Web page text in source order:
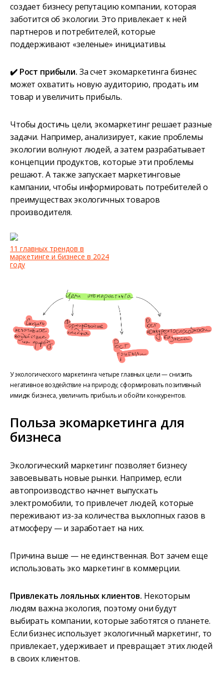
создает бизнесу репутацию компании, которая
заботится об экологии. Это привлекает к ней
партнеров и потребителей, которые
поддерживают «зеленые» инициативы.
✔️ Рост прибыли. За счет экомаркетинга бизнес
может охватить новую аудиторию, продать им
товар и увеличить прибыль.
Чтобы достичь цели, экомаркетинг решает разные
задачи. Например, анализирует, какие проблемы
экологии волнуют людей, а затем разрабатывает
концепции продуктов, которые эти проблемы
решают. А также запускает маркетинговые
кампании, чтобы информировать потребителей о
преимуществах экологичных товаров
производителя.
11 главных трендов в
маркетинге и бизнесе в 2024
году
У экологического маркетинга четыре главных цели — снизить
негативное воздействие на природу, сформировать позитивный
имидж бизнеса, увеличить прибыль и обойти конкурентов.
Польза экомаркетинга для
бизнеса
Экологический маркетинг позволяет бизнесу
завоевывать новые рынки. Например, если
автопроизводство начнет выпускать
электромобили, то привлечет людей, которые
переживают из-за количества выхлопных газов в
атмосферу — и заработает на них.
Причина выше — не единственная. Вот зачем еще
использовать эко маркетинг в коммерции.
Привлекать лояльных клиентов. Некоторым
людям важна экология, поэтому они будут
выбирать компании, которые заботятся о планете.
Если бизнес использует экологичный маркетинг, то
привлекает, удерживает и превращает этих людей
в своих клиентов.